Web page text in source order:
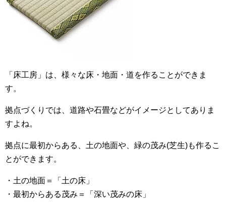
「床工房」は、様々な床・地面・道を作ることができま
す。
拠点づくりでは、道路や石畳などがイメージとしてありま
すよね。
拠点に最初からある、土の地面や、緑の茂み(芝生)も作るこ
とができます。
・土の地面＝「土の床」
・最初からある茂み＝「深い茂みの床」